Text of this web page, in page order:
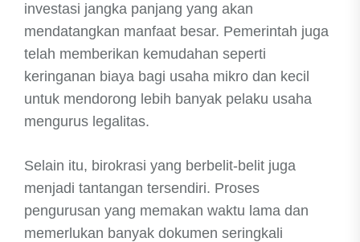
investasi jangka panjang yang akan
mendatangkan manfaat besar. Pemerintah juga
telah memberikan kemudahan seperti
keringanan biaya bagi usaha mikro dan kecil
untuk mendorong lebih banyak pelaku usaha
mengurus legalitas.
Selain itu, birokrasi yang berbelit-belit juga
menjadi tantangan tersendiri. Proses
pengurusan yang memakan waktu lama dan
memerlukan banyak dokumen seringkali